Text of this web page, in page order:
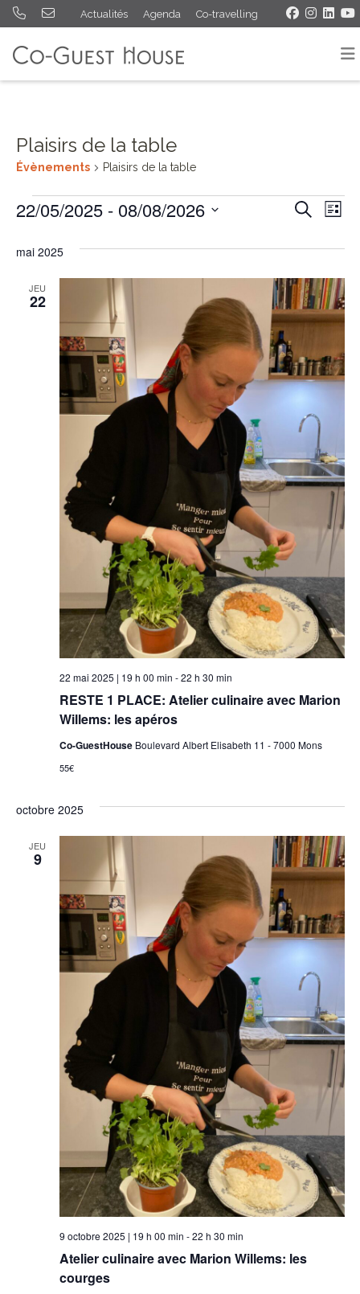
Actualités Agenda Co-travelling
Plaisirs de la table
Évènements Plaisirs de la table
Évènements
et
de
vues
Recherche
Liste
22/05/2025 - 08/08/2026
une
mai 2025
JEU
22
RESTE 1 PLACE: Atelier culinaire avec Marion
Willems: les apéros
22 mai 2025 | 19 h 00 min -22 h 30 min
Co-GuestHouse Boulevard Albert Elisabeth 11 - 7000 Mons
55€
octobre 2025
JEU
9
Atelier culinaire avec Marion Willems: les
courges
9 octobre 2025 | 19 h 00 min -22 h 30 min